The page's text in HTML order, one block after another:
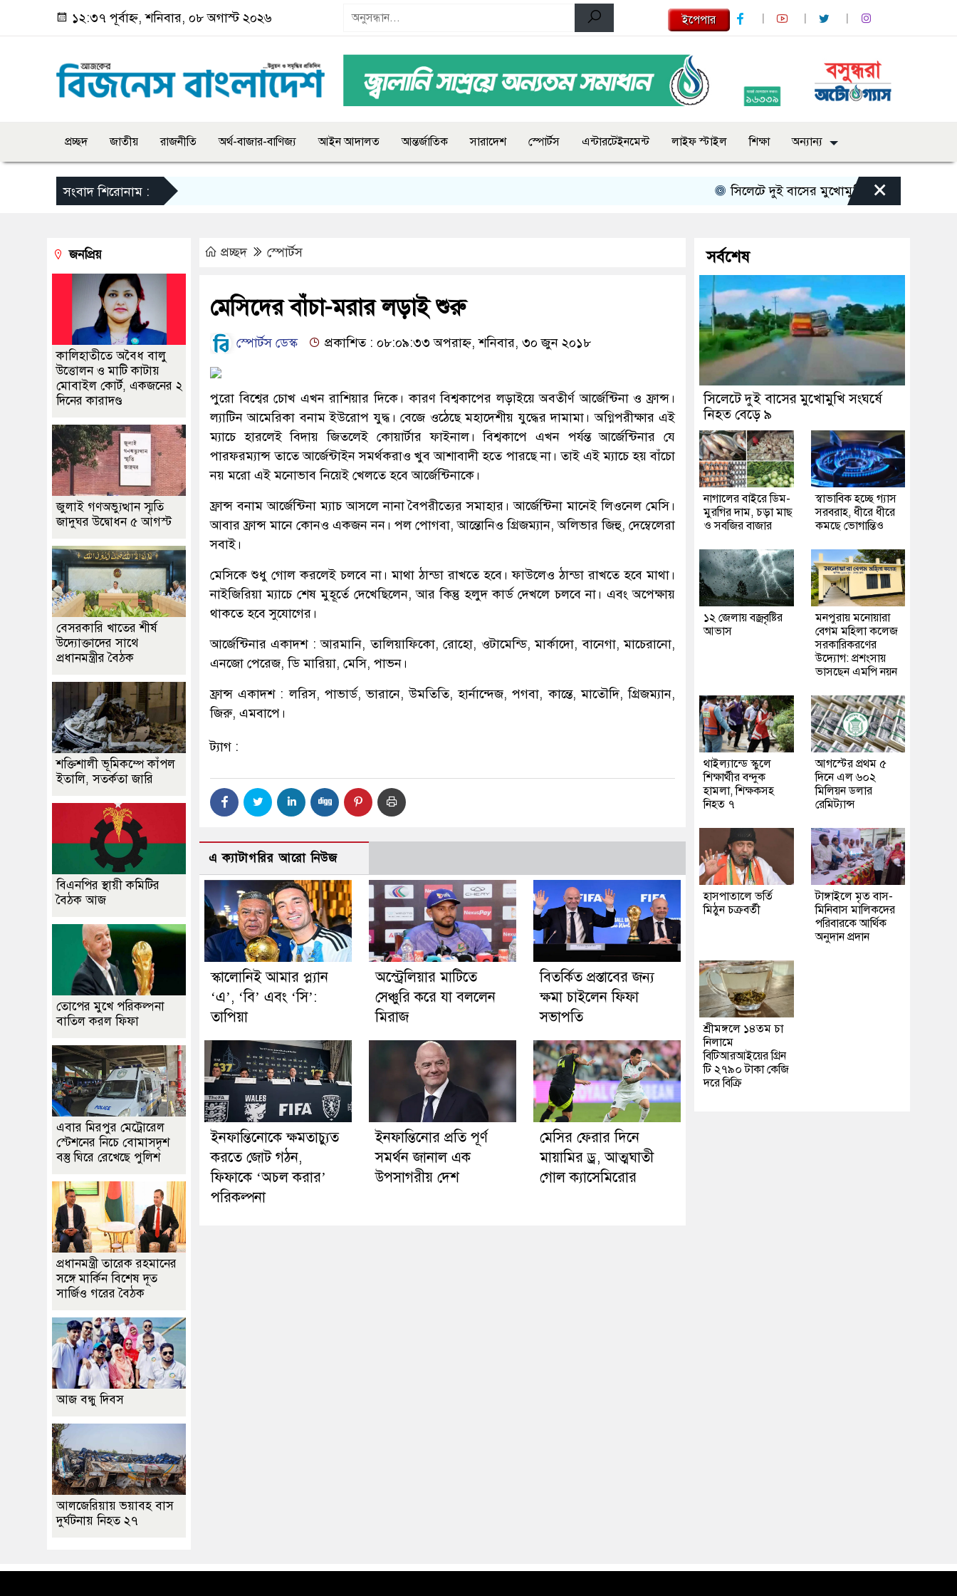
১২:৩৭ পূর্বাহ্ন, শনিবার, ০৮ অগাস্ট ২০২৬ ইপেপার
প্রচ্ছদ জাতীয় রাজনীতি অর্থ-বাজার-বাণিজ্য আইন আদালত আন্তর্জাতিক সারাদেশ স্পোর্টস এন্টারটেইনমেন্ট লাইফ স্টাইল শিক্ষা অন্যান্য
সংবাদ শিরোনাম : সিলেটে দুই বাসের মুখোমুখি সংঘর্ষে নিহত বেড়ে ৯
×
প্রচ্ছদ স্পোর্টস
মেসিদের বাঁচা-মরার লড়াই শুরু
স্পোর্টস ডেস্ক প্রকাশিত : ০৮:০৯:৩৩ অপরাহ্ন, শনিবার, ৩০ জুন ২০১৮
পুরো বিশ্বের চোখ এখন রাশিয়ার দিকে। কারণ বিশ্বকাপের লড়াইয়ে অবতীর্ণ আর্জেন্টিনা ও ফ্রান্স।
ল্যাটিন আমেরিকা বনাম ইউরোপ যুদ্ধ। বেজে ওঠেছে মহাদেশীয় যুদ্ধের দামামা। অগ্নিপরীক্ষার এই
ম্যাচে হারলেই বিদায় জিতলেই কোয়ার্টার ফাইনাল। বিশ্বকাপে এখন পর্যন্ত আর্জেন্টিনার যে
পারফরম্যান্স তাতে আর্জেন্টাইন সমর্থকরাও খুব আশাবাদী হতে পারছে না। তাই এই ম্যাচে হয় বাঁচো
নয় মরো এই মনোভাব নিয়েই খেলতে হবে আর্জেন্টিনাকে।
ফ্রান্স বনাম আর্জেন্টিনা ম্যাচ আসলে নানা বৈপরীত্যের সমাহার। আর্জেন্টিনা মানেই লিওনেল মেসি।
আবার ফ্রান্স মানে কোনও একজন নন। পল পোগবা, আন্তোনিও গ্রিজম্যান, অলিভার জিহু, দেম্বেলেরা
সবাই।
মেসিকে শুধু গোল করলেই চলবে না। মাথা ঠান্ডা রাখতে হবে। ফাউলেও ঠান্ডা রাখতে হবে মাথা।
নাইজিরিয়া ম্যাচে শেষ মুহূর্তে দেখেছিলেন, আর কিন্তু হলুদ কার্ড দেখলে চলবে না। এবং অপেক্ষায়
থাকতে হবে সুযোগের।
আর্জেন্টিনার একাদশ : আরমানি, তালিয়াফিকো, রোহো, ওটামেন্ডি, মার্কাদো, বানেগা, মাচেরানো,
এনজো পেরেজ, ডি মারিয়া, মেসি, পাভন।
ফ্রান্স একাদশ : লরিস, পাভার্ড, ভারানে, উমতিতি, হার্নান্দেজ, পগবা, কান্তে, মাতৌদি, গ্রিজম্যান,
জিরু, এমবাপে।
ট্যাগ :
এ ক্যাটাগরির আরো নিউজ
স্কালোনিই আমার প্ল্যান
‘এ’, ‘বি’ এবং ‘সি’:
তাপিয়া
অস্ট্রেলিয়ার মাটিতে
সেঞ্চুরি করে যা বললেন
মিরাজ
বিতর্কিত প্রস্তাবের জন্য
ক্ষমা চাইলেন ফিফা
সভাপতি
ইনফান্তিনোকে ক্ষমতাচ্যুত
করতে জোট গঠন,
ফিফাকে ‘অচল করার’
পরিকল্পনা
ইনফান্তিনোর প্রতি পূর্ণ
সমর্থন জানাল এক
উপসাগরীয় দেশ
মেসির ফেরার দিনে
মায়ামির ড্র, আত্মঘাতী
গোল ক্যাসেমিরোর
জনপ্রিয়
কালিহাতীতে অবৈধ বালু
উত্তোলন ও মাটি কাটায়
মোবাইল কোর্ট, একজনের ২
দিনের কারাদণ্ড
জুলাই গণঅভ্যুত্থান স্মৃতি
জাদুঘর উদ্বোধন ৫ আগস্ট
বেসরকারি খাতের শীর্ষ
উদ্যোক্তাদের সাথে
প্রধানমন্ত্রীর বৈঠক
শক্তিশালী ভূমিকম্পে কাঁপল
ইতালি, সতর্কতা জারি
বিএনপির স্থায়ী কমিটির
বৈঠক আজ
তোপের মুখে পরিকল্পনা
বাতিল করল ফিফা
এবার মিরপুর মেট্রোরেল
স্টেশনের নিচে বোমাসদৃশ
বস্তু ঘিরে রেখেছে পুলিশ
প্রধানমন্ত্রী তারেক রহমানের
সঙ্গে মার্কিন বিশেষ দূত
সার্জিও গরের বৈঠক
আজ বন্ধু দিবস
আলজেরিয়ায় ভয়াবহ বাস
দুর্ঘটনায় নিহত ২৭
সর্বশেষ
সিলেটে দুই বাসের মুখোমুখি সংঘর্ষে
নিহত বেড়ে ৯
নাগালের বাইরে ডিম-
মুরগির দাম, চড়া মাছ
ও সবজির বাজার
স্বাভাবিক হচ্ছে গ্যাস
সরবরাহ, ধীরে ধীরে
কমছে ভোগান্তিও
১২ জেলায় বজ্রবৃষ্টির
আভাস
মনপুরায় মনোয়ারা
বেগম মহিলা কলেজ
সরকারিকরণের
উদ্যোগ: প্রশংসায়
ভাসছেন এমপি নয়ন
থাইল্যান্ডে স্কুলে
শিক্ষার্থীর বন্দুক
হামলা, শিক্ষকসহ
নিহত ৭
আগস্টের প্রথম ৫
দিনে এল ৬০২
মিলিয়ন ডলার
রেমিট্যান্স
হাসপাতালে ভর্তি
মিঠুন চক্রবর্তী
টাঙ্গাইলে মৃত বাস-
মিনিবাস মালিকদের
পরিবারকে আর্থিক
অনুদান প্রদান
শ্রীমঙ্গলে ১৪তম চা
নিলামে
বিটিআরআইয়ের গ্রিন
টি ২৭৯০ টাকা কেজি
দরে বিক্রি